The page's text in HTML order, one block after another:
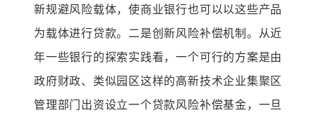
新规避风险载体，使商业银行也可以以这些产品
为载体进行贷款。二是创新风险补偿机制。从近
年一些银行的探索实践看，一个可行的方案是由
政府财政、类似园区这样的高新技术企业集聚区
管理部门出资设立一个贷款风险补偿基金，一旦